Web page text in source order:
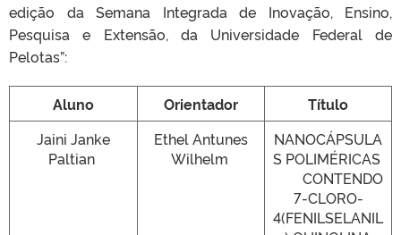
edição da Semana Integrada de Inovação, Ensino,
Pesquisa e Extensão, da Universidade Federal de
Pelotas”:
Aluno Orientador
Título
Jaini Janke
Paltian
Ethel Antunes
Wilhelm
NANOCÁPSULA
S POLIMÉRICAS
CONTENDO
7-CLORO-
4(FENILSELANIL